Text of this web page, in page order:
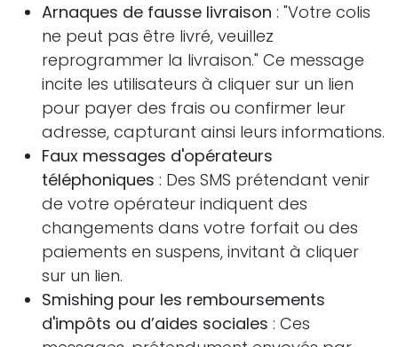
Arnaques de fausse livraison : "Votre colis
ne peut pas être livré, veuillez
reprogrammer la livraison." Ce message
incite les utilisateurs à cliquer sur un lien
pour payer des frais ou confirmer leur
adresse, capturant ainsi leurs informations.
Faux messages d'opérateurs
téléphoniques : Des SMS prétendant venir
de votre opérateur indiquent des
changements dans votre forfait ou des
paiements en suspens, invitant à cliquer
sur un lien.
Smishing pour les remboursements
d'impôts ou d’aides sociales : Ces